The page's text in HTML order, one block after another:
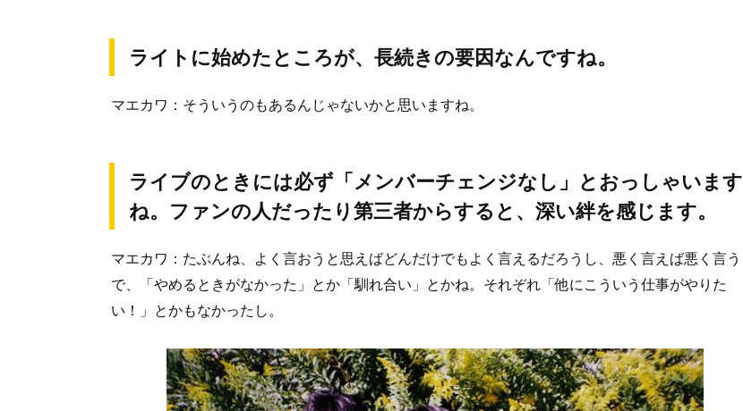
ライトに始めたところが、長続きの要因なんですね。
マエカワ：そういうのもあるんじゃないかと思いますね。
ライブのときには必ず「メンバーチェンジなし」とおっしゃいます
ね。ファンの人だったり第三者からすると、深い絆を感じます。
マエカワ：たぶんね、よく言おうと思えばどんだけでもよく言えるだろうし、悪く言えば悪く言う
で、「やめるときがなかった」とか「馴れ合い」とかね。それぞれ「他にこういう仕事がやりた
い！」とかもなかったし。